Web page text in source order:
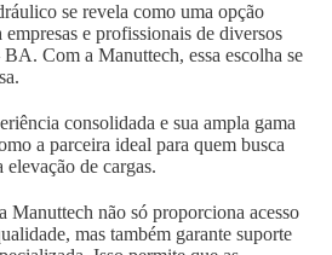
se revela como uma opção
e profissionais de diversos
Com a Manuttech, essa escolha se
consolidada e sua ampla gama
a parceira ideal para quem busca
de cargas.
Manuttech não só proporciona acesso
mas também garante suporte